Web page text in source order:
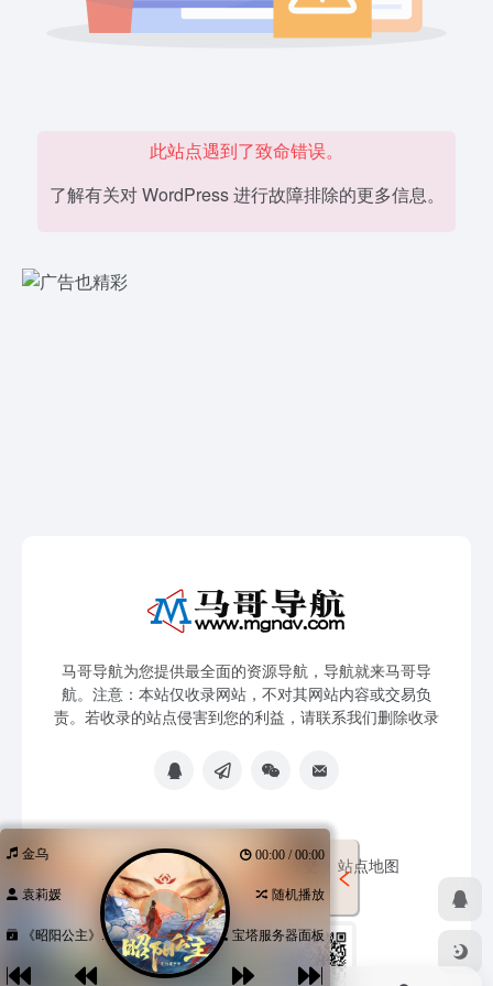
此站点遇到了致命错误。
了解有关对 WordPress 进行故障排除的更多信息。
马哥导航为您提供最全面的资源导航，导航就来马哥导
航。注意：本站仅收录网站，不对其网站内容或交易负
责。若收录的站点侵害到您的利益，请联系我们删除收录
免责声明 友链申请 网站提交 站点地图
金乌 00:00 / 00:00
袁莉媛 随机播放
《昭阳公主》... 宝塔服务器面板